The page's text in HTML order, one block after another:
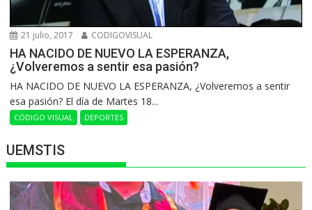
21 julio, 2017 CODIGOVISUAL
HA NACIDO DE NUEVO LA ESPERANZA,
¿Volveremos a sentir esa pasión?
HA NACIDO DE NUEVO LA ESPERANZA, ¿Volveremos a sentir
esa pasión? El día de Martes 18...
CÓDIGO VISUAL DEPORTES
UEMSTIS